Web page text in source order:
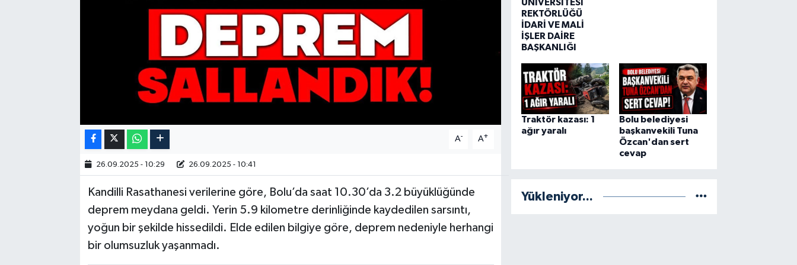
A- A+
26.09.2025 - 10:29 26.09.2025 - 10:41
Kandilli Rasathanesi verilerine göre, Bolu’da saat 10.30’da 3.2 büyüklüğünde
deprem meydana geldi. Yerin 5.9 kilometre derinliğinde kaydedilen sarsıntı,
yoğun bir şekilde hissedildi. Elde edilen bilgiye göre, deprem nedeniyle herhangi
bir olumsuzluk yaşanmadı.
ÜNİVERSİTESİ
REKTÖRLÜĞÜ
İDARİ VE MALİ
İŞLER DAİRE
BAŞKANLIĞI
Traktör kazası: 1
ağır yaralı
Bolu belediyesi
başkanvekili Tuna
Özcan'dan sert
cevap
Yükleniyor...